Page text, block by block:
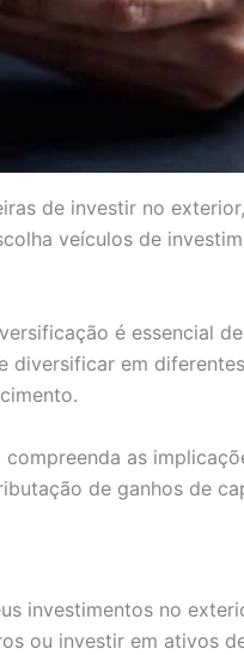
de investir no
veículos de
é essencial
diversificar em
as
de ganhos de
investimentos no
ou investir em ativos